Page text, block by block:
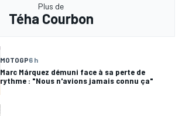
Plus de
Téha Courbon
MOTOGP6 h
Marc Márquez démuni face à sa perte de
rythme : "Nous n'avions jamais connu ça"